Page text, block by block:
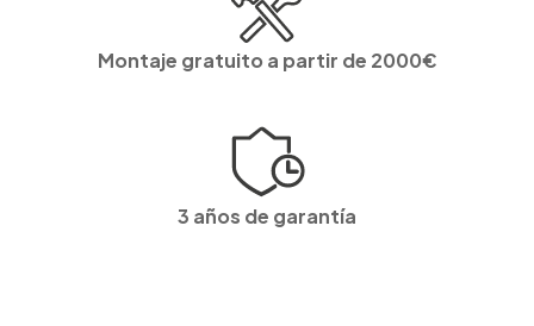
Montaje gratuito a partir de 2000€
3 años de garantía